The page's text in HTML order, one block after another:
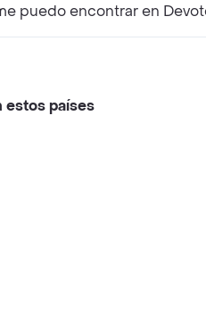
puedo encontrar en
estos países